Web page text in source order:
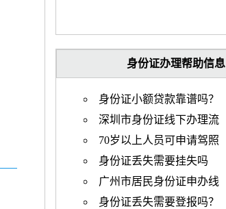
身份证办理帮助信息
身份证小额贷款靠谱吗？
深圳市身份证线下办理流
70岁以上人员可申请驾照
身份证丢失需要挂失吗
广州市居民身份证申办线
身份证丢失需要登报吗？